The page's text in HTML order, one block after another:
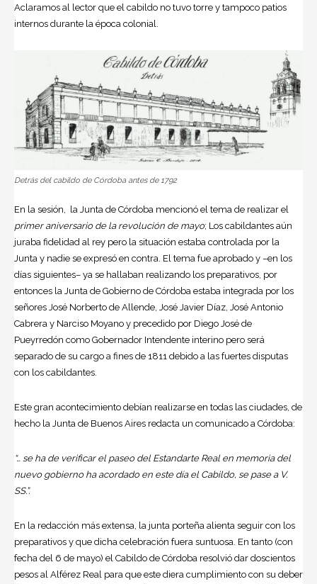
Aclaramos al lector que el cabildo no tuvo torre y tampoco patios
internos durante la época colonial.
Detrás del cabildo de Córdoba antes de 1792
En la sesión, la Junta de Córdoba mencionó el tema de realizar el
primer aniversario de la revolución de mayo; Los cabildantes aún
juraba fidelidad al rey pero la situación estaba controlada por la
Junta y nadie se expresó en contra. El tema fue aprobado y –en los
días siguientes– ya se hallaban realizando los preparativos, por
entonces la Junta de Gobierno de Córdoba estaba integrada por los
señores José Norberto de Allende, José Javier Díaz, José Antonio
Cabrera y Narciso Moyano y precedido por Diego José de
Pueyrredón como Gobernador Intendente interino pero será
separado de su cargo a fines de 1811 debido a las fuertes disputas
con los cabildantes.
Este gran acontecimiento debían realizarse en todas las ciudades, de
hecho la Junta de Buenos Aires redacta un comunicado a Córdoba:
“… se ha de verificar el paseo del Estandarte Real en memoria del
nuevo gobierno ha acordado en este día el Cabildo, se pase a V.
SS.”.
En la redacción más extensa, la junta porteña alienta seguir con los
preparativos y que dicha celebración fuera suntuosa. En tanto (con
fecha del 6 de mayo) el Cabildo de Córdoba resolvió dar doscientos
pesos al Alférez Real para que este diera cumplimiento con su deber